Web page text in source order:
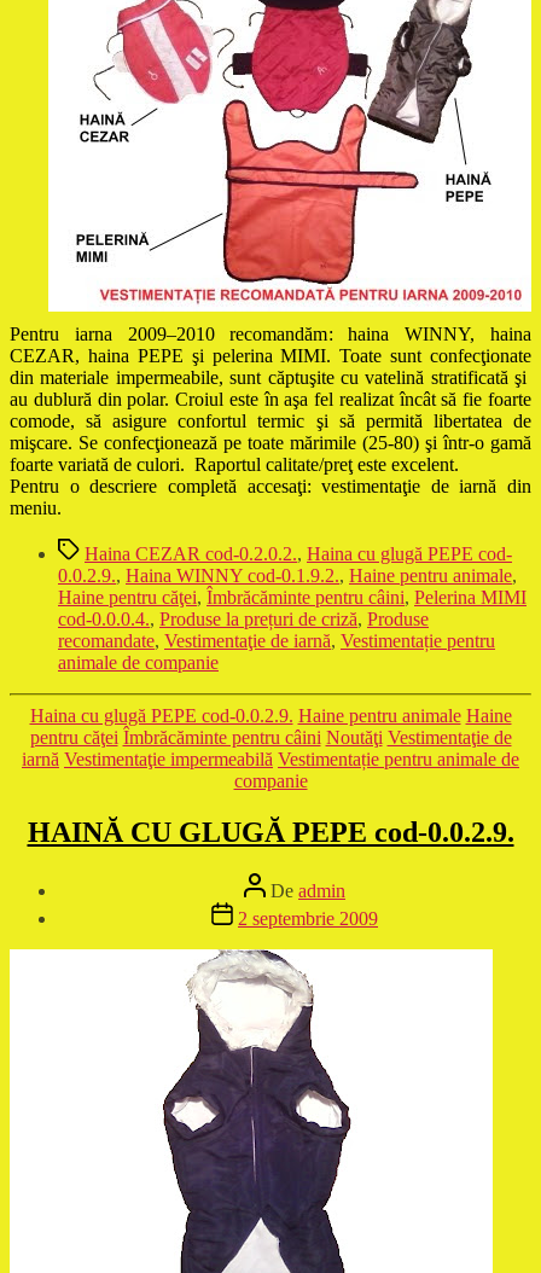
Pentru iarna 2009–2010 recomandăm: haina WINNY, haina
CEZAR, haina PEPE şi pelerina MIMI. Toate sunt confecţionate
din materiale impermeabile, sunt căptuşite cu vatelină stratificată şi
au dublură din polar. Croiul este în aşa fel realizat încât să fie foarte
comode, să asigure confortul termic şi să permită libertatea de
mişcare. Se confecţionează pe toate mărimile (25-80) şi într-o gamă
foarte variată de culori. Raportul calitate/preţ este excelent.
Pentru o descriere completă accesaţi: vestimentaţie de iarnă din
meniu.
Etichete
Haina CEZAR cod-0.2.0.2., Haina cu glugă PEPE cod-
0.0.2.9., Haina WINNY cod-0.1.9.2., Haine pentru animale,
Haine pentru căţei, Îmbrăcăminte pentru câini, Pelerina MIMI
cod-0.0.0.4., Produse la prețuri de criză, Produse
recomandate, Vestimentaţie de iarnă, Vestimentație pentru
animale de companie
Categorii
Haina cu glugă PEPE cod-0.0.2.9. Haine pentru animale Haine
pentru căţei Îmbrăcăminte pentru câini Noutăţi Vestimentaţie de
iarnă Vestimentaţie impermeabilă Vestimentație pentru animale de
companie
HAINĂ CU GLUGĂ PEPE cod-0.0.2.9.
Autor
articol
De admin
Dată
articol
2 septembrie 2009